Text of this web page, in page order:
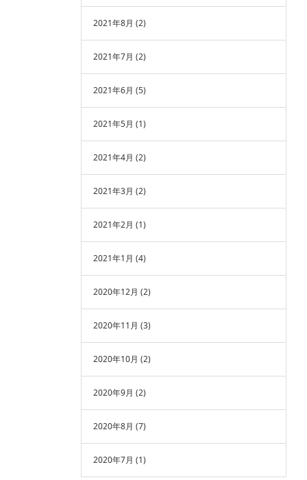
2021年8月 (2)
2021年7月 (2)
2021年6月 (5)
2021年5月 (1)
2021年4月 (2)
2021年3月 (2)
2021年2月 (1)
2021年1月 (4)
2020年12月 (2)
2020年11月 (3)
2020年10月 (2)
2020年9月 (2)
2020年8月 (7)
2020年7月 (1)